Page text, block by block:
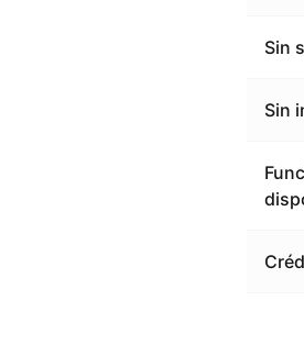
Sin
Sin